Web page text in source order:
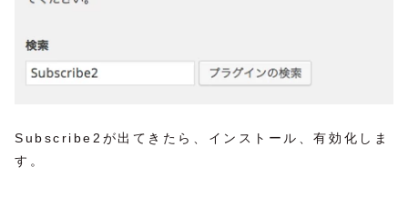
Subscribe2が出てきたら、インストール、有効化しま
す。